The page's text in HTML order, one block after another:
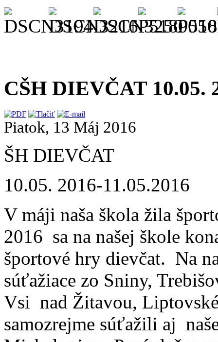
CŠH DIEVČAT 10.05.
Piatok, 13 Máj 2016
ŠH DIEVČAT
10.05. 2016-11.05.2016
V máji naša škola žila
2016 sa na našej škole
športové hry dievčat. Na
súťažiace zo Sniny,
Vsi nad Žitavou,
samozrejme súťažili aj